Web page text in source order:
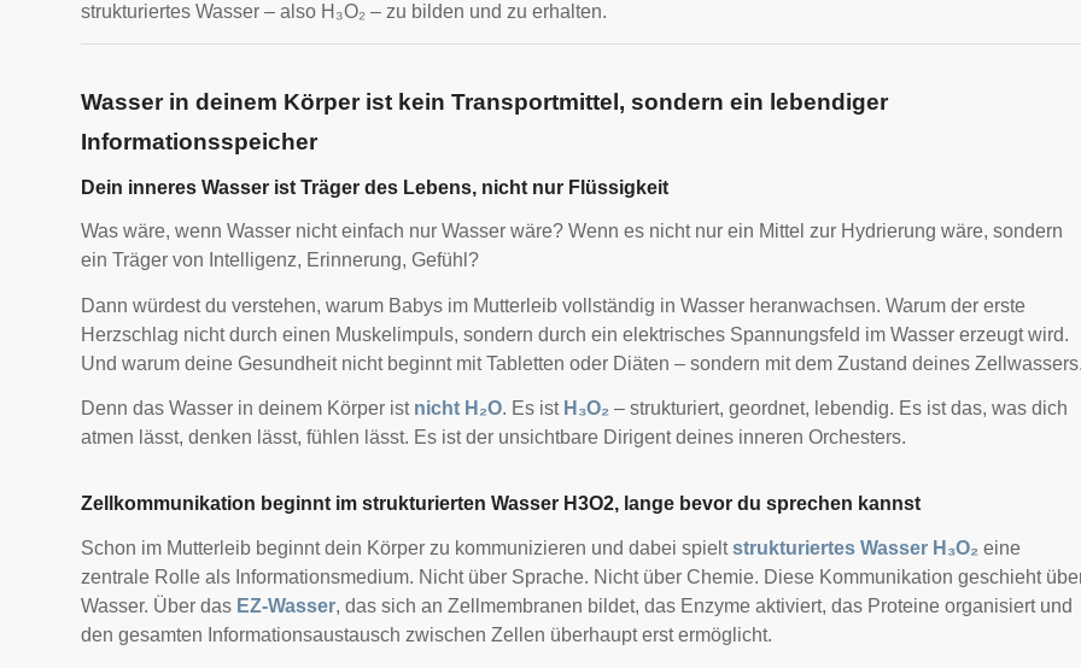
strukturiertes Wasser – also H₃O₂ – zu bilden und zu erhalten.
Wasser in deinem Körper ist kein Transportmittel, sondern ein lebendiger
Informationsspeicher
Dein inneres Wasser ist Träger des Lebens, nicht nur Flüssigkeit
Was wäre, wenn Wasser nicht einfach nur Wasser wäre? Wenn es nicht nur ein Mittel zur Hydrierung wäre, sondern
ein Träger von Intelligenz, Erinnerung, Gefühl?
Dann würdest du verstehen, warum Babys im Mutterleib vollständig in Wasser heranwachsen. Warum der erste
Herzschlag nicht durch einen Muskelimpuls, sondern durch ein elektrisches Spannungsfeld im Wasser erzeugt wird.
Und warum deine Gesundheit nicht beginnt mit Tabletten oder Diäten – sondern mit dem Zustand deines
Denn das Wasser in deinem Körper ist nicht H₂O. Es ist H₃O₂ – strukturiert, geordnet, lebendig. Es ist das, was dich
atmen lässt, denken lässt, fühlen lässt. Es ist der unsichtbare Dirigent deines inneren Orchesters.
Zellkommunikation beginnt im strukturierten Wasser H3O2, lange bevor du sprechen kannst
Schon im Mutterleib beginnt dein Körper zu kommunizieren und dabei spieltstrukturiertes Wasser H₃O₂ eine
zentrale Rolle als Informationsmedium. Nicht über Sprache. Nicht über Chemie. Diese Kommunikation geschieht
Wasser. Über das EZ-Wasser, das sich an Zellmembranen bildet, das Enzyme aktiviert, das Proteine organisiert und
den gesamten Informationsaustausch zwischen Zellen überhaupt erst ermöglicht.